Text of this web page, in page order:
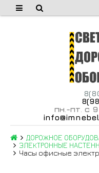
пн -пт с 9
ДОРОЖНОЕ
ЭЛЕКТРОННЫЕ
Часы офисные